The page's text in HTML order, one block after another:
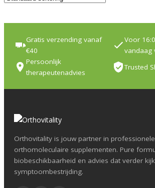
Gratis verzending vanaf
€40
Voor
vandaag
Persoonlijk
therapeutenadvies
Trusted
Orthovitality is jouw partner in professionele
orthomoleculaire supplementen. Pure
biobeschikbaarheid en advies dat verder
symptoombestrijding.